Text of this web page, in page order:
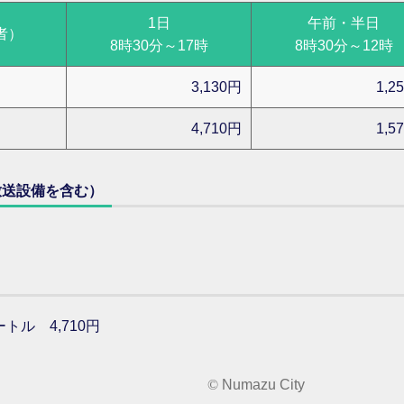
1日
8時30分～17時
午前・半日
8時30分～12時
3,130円
4,710円
設備を含む）
ル 4,710円
© Numazu City